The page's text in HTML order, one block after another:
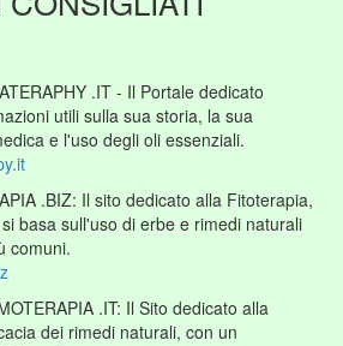
.IT - Il Portale dedicato
utili sulla sua storia, la sua
e l'uso degli oli essenziali.
.BIZ: Il sito dedicato alla Fitoterapia,
basa sull'uso di erbe e rimedi naturali
comuni.
.IT: Il Sito dedicato alla
dei rimedi naturali, con un